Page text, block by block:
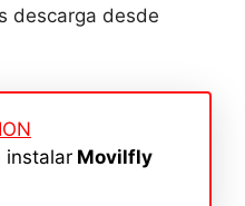
descarga desde
instalar Movilfly